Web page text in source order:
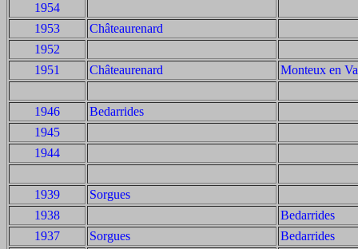
1954
1953
Châteaurenard
1952
1951
Châteaurenard Monteux en
1946
Bedarrides
1945
1944
1939
Sorgues
1938
Bedarrides
1937
Sorgues
Bedarrides